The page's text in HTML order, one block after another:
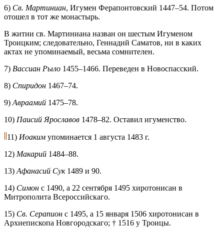
6) Св. Мартиниан, Игумен Ферапонтовский 1447–54. Потом
отошел в тот же монастырь.
В житии cв. Мартиниана назван он шестым Игуменом
Троицким; следовательно, Геннадий Саматов, ни в каких
актах не упоминаемый, весьма сомнителен.
7) Вассиан Рыло 1455–1466. Переведен в Новоспасский.
8) Спиридон 1467–74.
9)Авраамий 1475–78.
10) Паисий Ярославов 1478–82. Оставил игуменство.
11) Иоаким упоминается 1 августа 1483 г.
12) Макарий 1484–88.
13)Афанасий Сук1489 и 90.
14) Симон с 1490, а 22 сентября 1495 хиротонисан в
Митрополита Всероссийскаго.
15) Св. Серапион с 1495, а 15 января 1506 хиротонисан в
Архиепископа Новгородскаго; † 1516 у Троицы.